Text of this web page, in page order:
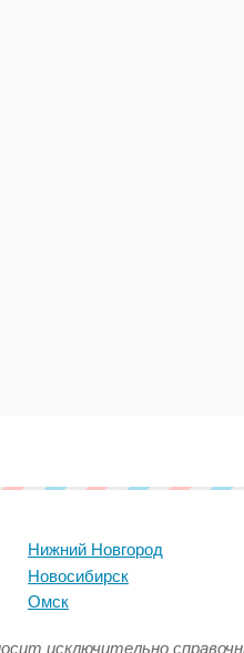
Нижний Новгород
Новосибирск
Омск
исключительно